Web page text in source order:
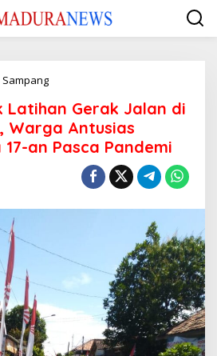
SampangDihimbau
Latihan
Gerak
Jalan
di
Protokol,
Antusias
17-
Pasca
Pandemi
Latihan Gerak Jalan di
Warga Antusias
an Pasca Pandemi